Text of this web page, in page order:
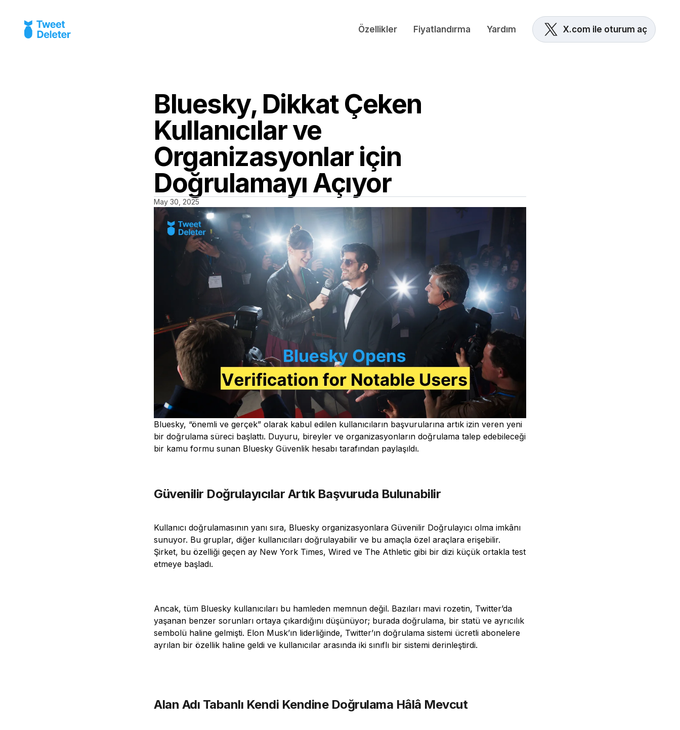
Özellikler Fiyatlandırma Yardım X.com ile oturum aç
Bluesky, Dikkat Çeken
Kullanıcılar ve
Organizasyonlar için
Doğrulamayı Açıyor
May 30, 2025
Bluesky, “önemli ve gerçek” olarak kabul edilen kullanıcıların başvurularına artık izin veren yeni
bir doğrulama süreci başlattı. Duyuru, bireyler ve organizasyonların doğrulama talep edebileceği
bir kamu formu sunan Bluesky Güvenlik hesabı tarafından paylaşıldı.
Güvenilir Doğrulayıcılar Artık Başvuruda Bulunabilir
Kullanıcı doğrulamasının yanı sıra, Bluesky organizasyonlara Güvenilir Doğrulayıcı olma imkânı
sunuyor. Bu gruplar, diğer kullanıcıları doğrulayabilir ve bu amaçla özel araçlara erişebilir.
Şirket, bu özelliği geçen ay New York Times, Wired ve The Athletic gibi bir dizi küçük ortakla test
etmeye başladı.
Ancak, tüm Bluesky kullanıcıları bu hamleden memnun değil. Bazıları mavi rozetin, Twitter’da
yaşanan benzer sorunları ortaya çıkardığını düşünüyor; burada doğrulama, bir statü ve ayrıcılık
sembolü haline gelmişti. Elon Musk’ın liderliğinde, Twitter’ın doğrulama sistemi ücretli abonelere
ayrılan bir özellik haline geldi ve kullanıcılar arasında iki sınıflı bir sistemi derinleştirdi.
Alan Adı Tabanlı Kendi Kendine Doğrulama Hâlâ Mevcut